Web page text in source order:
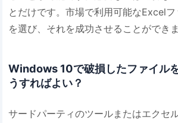
とだけです。市場で利用可能なExcel
を選び、それを成功させることができま
Windows 10で破損したファイル
うすればよい？
サードパーティのツールまたはエクセ